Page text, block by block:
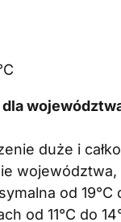
duże i
województwa,
od 19°C
od 11°C do